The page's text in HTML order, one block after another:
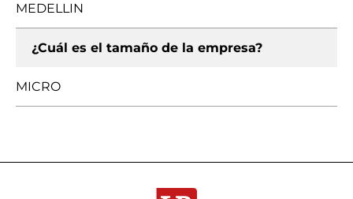
MEDELLIN
¿Cuál es el tamaño de la empresa?
MICRO